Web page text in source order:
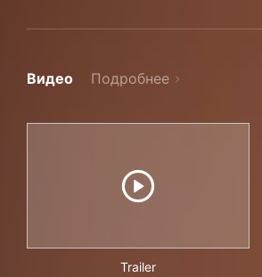
Видео Подробнее
Trailer